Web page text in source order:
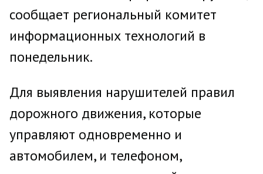
сообщает региональный комитет
информационных технологий в
понедельник.
Для выявления нарушителей правил
дорожного движения, которые
управляют одновременно и
автомобилем, и телефоном,